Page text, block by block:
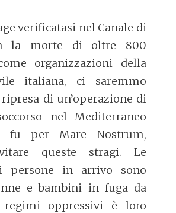
verificatasi nel Canale di
la morte di oltre 800
organizzazioni della
italiana, ci saremmo
di un’operazione di
nel Mediterraneo
fu per Mare Nostrum,
queste stragi. Le
persone in arrivo sono
e bambini in fuga da
oppressivi è loro